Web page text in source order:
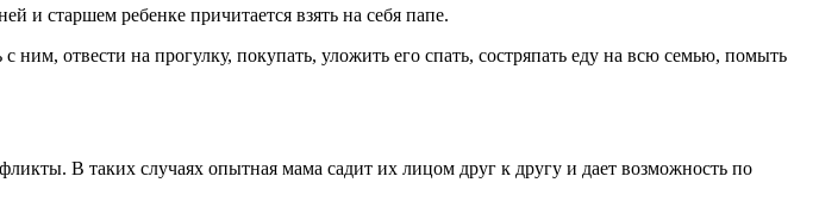
и старшем ребенке причитается взять на себя папе.
отвести на прогулку, покупать, уложить его спать, состряпать еду на всю семью, помыть
В таких случаях опытная мама садит их лицом друг к другу и дает возможность по